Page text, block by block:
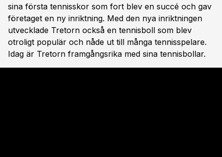
sina första tennisskor som fort blev en succé och gav
företaget en ny inriktning. Med den nya inriktningen
utvecklade Tretorn också en tennisboll som blev
otroligt populär och nåde ut till många tennisspelare.
Idag är Tretorn framgångsrika med sina tennisbollar.